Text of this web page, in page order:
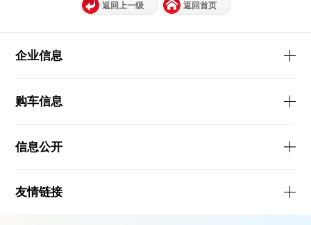
返回上一级 返回首页
企业信息
购车信息
信息公开
友情链接